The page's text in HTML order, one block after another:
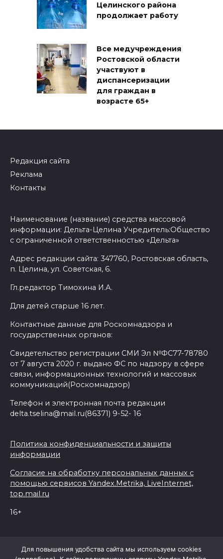
Целинского района
продолжает работу
Все медучреждения
Ростовской области
участвуют в
диспансеризации
для граждан в
возрасте 65+
Редакция сайта
Реклама
Контакты
Наименование (название) средства массовой
информации: Дельта-Целина Учредитель:Общество
с ограниченной ответственностью «Дельта»
Адрес редакции сайта: 347760, Ростовская область,
п. Целина, ул. Советская, 6.
Гл.редактор Тимохина И.А.
Для детей старше 16 лет.
Контактные данные для Роскомнадзора и
государственных органов:
Свидетельство регистрации СМИ Эл №ФС77-78780
от 7 августа 2020 г. выдано ФС по надзору в сфере
связи, информационных технологий и массовых
коммуникаций(Роскомнадзор)
Телефон и электронная почта редакции
delta.tselina@mail.ru(86371) 9-52- 16
Политика конфиденциальности и защиты
информации
Согласие на обработку персональных данных с
помощью сервисов Yandex.Metrika, LiveInternet,
top.mail.ru
16+
Для повышения удобства сайта мы используем cookies